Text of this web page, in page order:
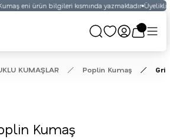
eni ürün bilgileri kısmında yazmaktadır Üyelikli
KUMAŞLAR Poplin Kumaş Gri
Kumaş